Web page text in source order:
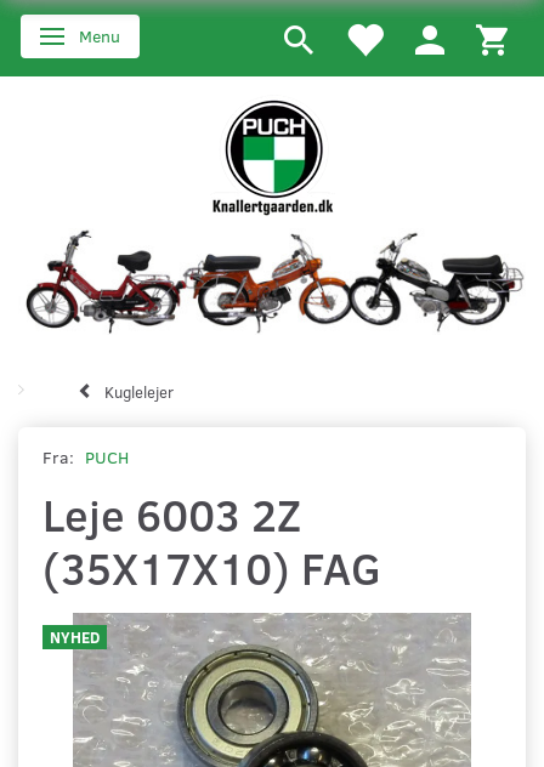
Skifte navigation
Menu
Kuglelejer
Fra: PUCH
Leje 6003 2Z
(35X17X10) FAG
NYHED